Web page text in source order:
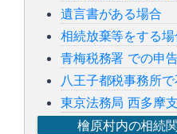
遺言書がある場合
相続放棄等をする場
青梅税務署 での申
八王子都税事務所
東京法務局 西多摩
檜原村内の相続